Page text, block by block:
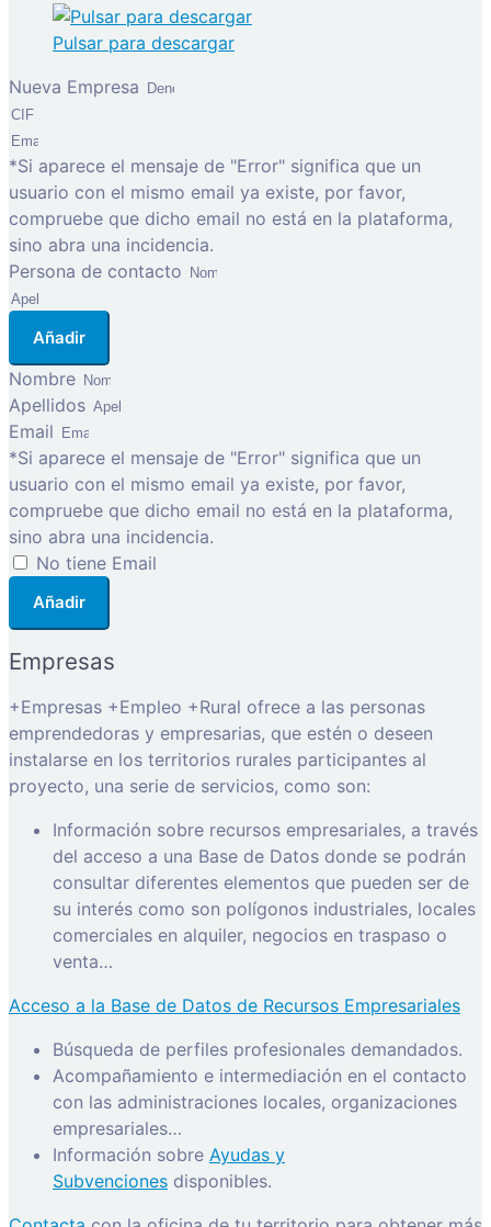
Pulsar para descargar
Nueva Empresa
*Si aparece el mensaje de "Error" significa que un
usuario con el mismo email ya existe, por favor,
compruebe que dicho email no está en la plataforma,
sino abra una incidencia.
Persona de contacto
Añadir
Nombre
Apellidos
Email
*Si aparece el mensaje de "Error" significa que un
usuario con el mismo email ya existe, por favor,
compruebe que dicho email no está en la plataforma,
sino abra una incidencia.
No tiene Email
Añadir
Empresas
+Empresas +Empleo +Rural ofrece a las personas
emprendedoras y empresarias, que estén o deseen
instalarse en los territorios rurales participantes al
proyecto, una serie de servicios, como son:
Información sobre recursos empresariales, a través
del acceso a una Base de Datos donde se podrán
consultar diferentes elementos que pueden ser de
su interés como son polígonos industriales, locales
comerciales en alquiler, negocios en traspaso o
venta…
Acceso a la Base de Datos de Recursos Empresariales
Búsqueda de perfiles profesionales demandados.
Acompañamiento e intermediación en el contacto
con las administraciones locales, organizaciones
empresariales…
Información sobre Ayudas y
Subvenciones disponibles.